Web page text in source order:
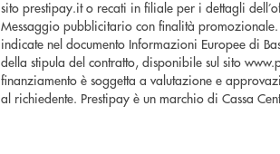
sito prestipay.it o recati in filiale per i dettagli
Messaggio pubblicitario con finalità
indicate nel documento Informazioni Europee di
della stipula del contratto, disponibile sul sito
finanziamento è soggetta a valutazione e
al richiedente. Prestipay è un marchio di Cassa